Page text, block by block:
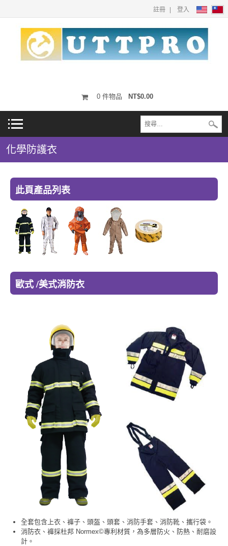
註冊 登入
0 件物品 NT$0.00
化學防護衣
此頁產品列表
歐式 /美式消防衣
全套包含上衣、褲子、頭盔、頭套、消防手套、消防靴、攜行袋。
消防衣、褲採杜邦 Normex©專利材質，為多層防火、防熱、耐磨設
計。